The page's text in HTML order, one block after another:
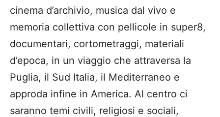
cinema d’archivio, musica dal vivo e
memoria collettiva con pellicole in super8,
documentari, cortometraggi, materiali
d’epoca, in un viaggio che attraversa la
Puglia, il Sud Italia, il Mediterraneo e
approda infine in America. Al centro ci
saranno temi civili, religiosi e sociali,